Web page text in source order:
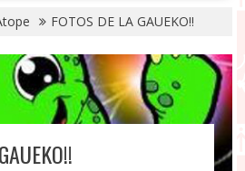
FOTOS DE LA GAUEKO!!